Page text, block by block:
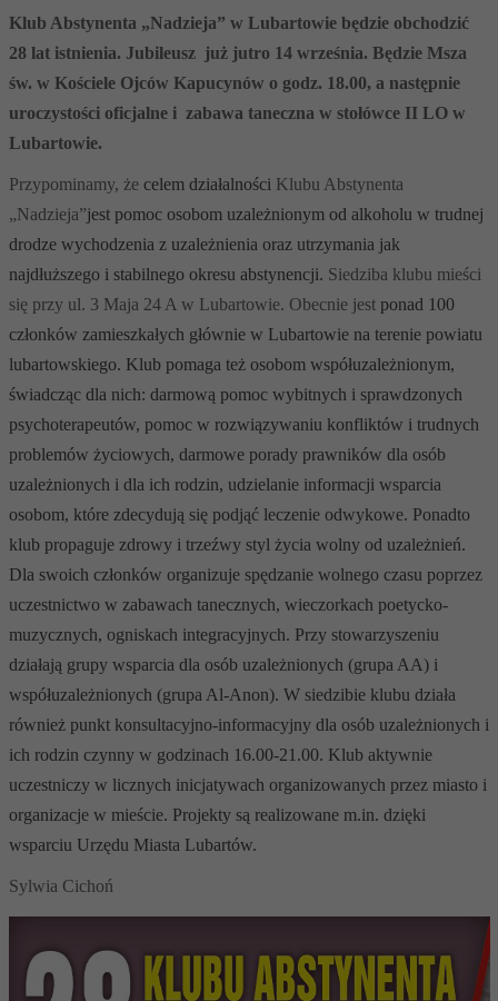
Klub Abstynenta „Nadzieja” w Lubartowie będzie obchodzić
28 lat istnienia. Jubileusz już jutro 14 września. Będzie Msza
św. w Kościele Ojców Kapucynów o godz. 18.00, a następnie
uroczystości oficjalne i zabawa taneczna w stołówce II LO w
Lubartowie.
Przypominamy, że celem działalności Klubu Abstynenta
„Nadzieja”jest pomoc osobom uzależnionym od alkoholu w trudnej
drodze wychodzenia z uzależnienia oraz utrzymania jak
najdłuższego i stabilnego okresu abstynencji. Siedziba klubu mieści
się przy ul. 3 Maja 24 A w Lubartowie. Obecnie jest ponad 100
członków zamieszkałych głównie w Lubartowie na terenie powiatu
lubartowskiego. Klub pomaga teżosobom współuzależnionym,
świadcząc dla nich: darmową pomoc wybitnych i sprawdzonych
psychoterapeutów, pomoc w rozwiązywaniu konfliktów i trudnych
problemów życiowych, darmowe porady prawników dla osób
uzależnionych i dla ich rodzin, udzielanie informacji wsparcia
osobom, które zdecydują się podjąć leczenie odwykowe. Ponadto
klub propaguje zdrowy i trzeźwy styl życia wolny od uzależnień.
Dla swoich członków organizuje spędzanie wolnego czasu poprzez
uczestnictwo w zabawach tanecznych, wieczorkach poetycko-
muzycznych, ogniskach integracyjnych. Przy stowarzyszeniu
działają grupy wsparcia dla osób uzależnionych (grupa AA) i
współuzależnionych (grupa Al-Anon). W siedzibie klubu działa
również punkt konsultacyjno-informacyjny dla osób uzależnionych i
ich rodzin czynny w godzinach 16.00-21.00. Klub aktywnie
uczestniczy w licznych inicjatywach organizowanych przez miasto i
organizacje w mieście. Projekty są realizowane m.in. dzięki
wsparciu Urzędu Miasta Lubartów.
Sylwia Cichoń